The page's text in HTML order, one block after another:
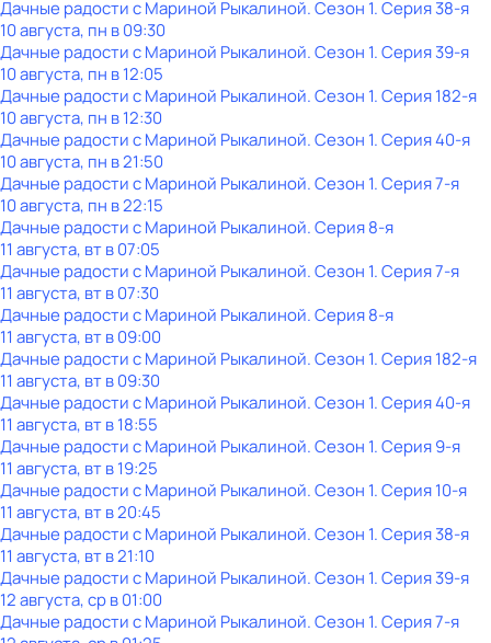
Дачные радости с Мариной Рыкалиной. Сезон 1. Серия 38-я
10 августа, пн в 09:30
Дачные радости с Мариной Рыкалиной. Сезон 1. Серия 39-я
10 августа, пн в 12:05
Дачные радости с Мариной Рыкалиной. Сезон 1. Серия 182-я
10 августа, пн в 12:30
Дачные радости с Мариной Рыкалиной. Сезон 1. Серия 40-я
10 августа, пн в 21:50
Дачные радости с Мариной Рыкалиной. Сезон 1. Серия 7-я
10 августа, пн в 22:15
Дачные радости с Мариной Рыкалиной. Серия 8-я
11 августа, вт в 07:05
Дачные радости с Мариной Рыкалиной. Сезон 1. Серия 7-я
11 августа, вт в 07:30
Дачные радости с Мариной Рыкалиной. Серия 8-я
11 августа, вт в 09:00
Дачные радости с Мариной Рыкалиной. Сезон 1. Серия 182-я
11 августа, вт в 09:30
Дачные радости с Мариной Рыкалиной. Сезон 1. Серия 40-я
11 августа, вт в 18:55
Дачные радости с Мариной Рыкалиной. Сезон 1. Серия 9-я
11 августа, вт в 19:25
Дачные радости с Мариной Рыкалиной. Сезон 1. Серия 10-я
11 августа, вт в 20:45
Дачные радости с Мариной Рыкалиной. Сезон 1. Серия 38-я
11 августа, вт в 21:10
Дачные радости с Мариной Рыкалиной. Сезон 1. Серия 39-я
12 августа, ср в 01:00
Дачные радости с Мариной Рыкалиной. Сезон 1. Серия 7-я